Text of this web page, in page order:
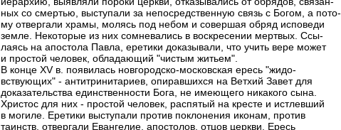
ных со смертью, выступали за непосредственную связь с Богом, а пото-
му отвергали храмы, молясь под небом и совершая обряд исповеди
земле. Некоторые из них сомневались в воскресении мертвых. Ссы-
лаясь на апостола Павла, еретики доказывали, что учить вере может
и простой человек, обладающий "чистым житьем".
В конце XV в. появилась новгородско-московская ересь "жидо-
вствующих" - антитринитариев, опиравшихся на Ветхий Завет для
доказательства единственности Бога, не имеющего никакого сына.
Христос для них - простой человек, распятый на кресте и истлевший
в могиле. Еретики выступали против поклонения иконам, против
таинств, отвергали Евангелие, апостолов, отцов церкви. Ересь